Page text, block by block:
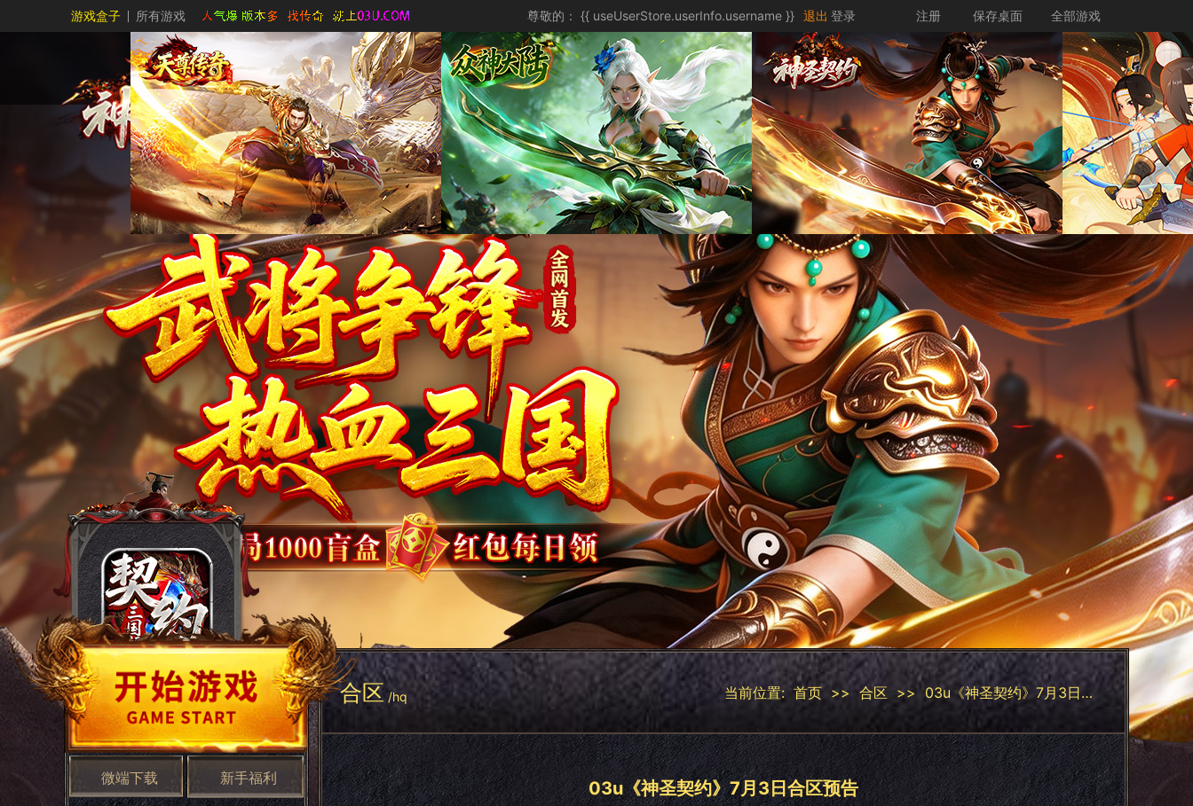
游戏盒子 所有游戏 尊敬的： {{ useUserStore.userInfo.username }} 退出 登录 注册 保存桌面 全部游戏
官网首页
HOME
新闻公告
NEWS
游戏攻略
STRATEGY
游戏资料
DATA
客服中心
SERVICE
微端下载 新手福利
合区 /hq 当前位置: 首页 >> 合区 >> 03u《神圣契约》7月3日合区预告
03u《神圣契约》7月3日合区预告